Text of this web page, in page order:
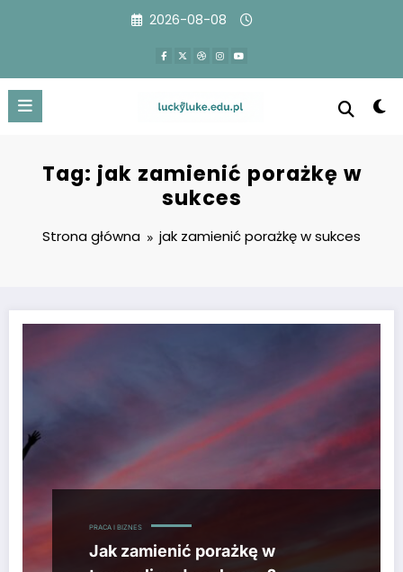
2026-08-08
Tag: jak zamienić porażkę w
sukces
Strona główna jak zamienić porażkę w sukces
PRACA I BIZNES
Jak zamienić porażkę w